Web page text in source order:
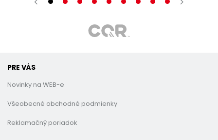
PRE VÁS
Novinky na WEB-e
Všeobecné obchodné podmienky
Reklamačný poriadok